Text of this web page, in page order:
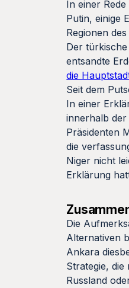
In einer
Putin, einige
Regionen
Der
entsandte
die
Seit dem
In einer
innerhalb
Präsidenten
die
Niger nicht
Erklärung
Die
Alternativen
Ankara
Strategie,
Russland